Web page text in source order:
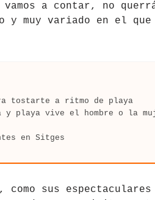
vamos a contar, no
y muy variado en el
tostarte a ritmo de playa
y playa vive el hombre o la
en Sitges
sus